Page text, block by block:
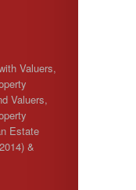
Valuers,
Valuers,
Estate
&